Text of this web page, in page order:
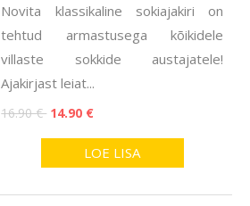
Novita klassikaline sokiajakiri on
tehtud armastusega kõikidele
villaste sokkide austajatele!
Ajakirjast leiat...
16.90 € 14.90 €
LOE LISA